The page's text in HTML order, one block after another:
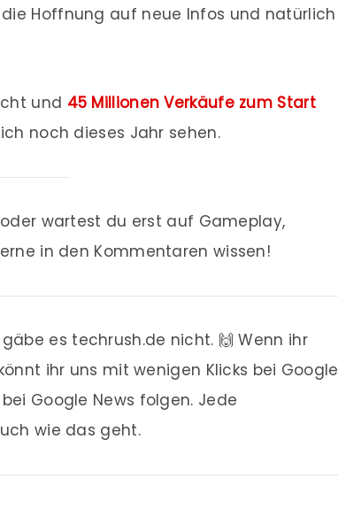
Hoffnung auf neue Infos und natürlich
und 45 Millionen Verkäufe zum Start
noch dieses Jahr sehen.
wartest du erst auf Gameplay,
in den Kommentaren wissen!
es techrush.de nicht. 🙌 Wenn ihr
ihr uns mit wenigen Klicks bei Google
Google News folgen. Jede
wie das geht.